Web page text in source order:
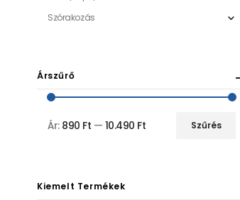
Szórakozás
Árszűrő
Szűrés
Ár: 890 Ft — 10.490 Ft
Kiemelt Termékek